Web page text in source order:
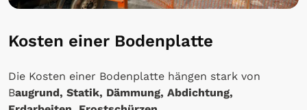
Kosten einer Bodenplatte
Die Kosten einer Bodenplatte hängen stark von
Baugrund, Statik, Dämmung, Abdichtung,